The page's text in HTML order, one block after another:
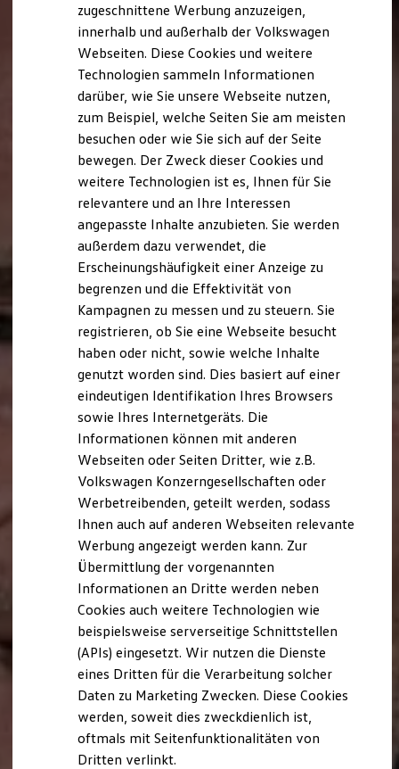
Der neue ID. Cross
Elektrofahrzeugkonzepte
ID. EVERY1
Reichweite der ID. Modelle
Reichweite im Winter
Rekuperation
Laden unterwegs
Laden Zuhause
Ladestationen finden
Ladezeitensimulator
Batterie
Sicherheit
Garantie und Lebensdauer
Technologie
Kosten und Kauf
Verbrauchskosten
Kaufoptionen
E-Auto-Förderung
Software und Konnektivität
Die ID. Software 6
Digitale Extras
Schnittstellen zu Ihrem ID.
Hybridautos
Volkswagen R und R Experience
R-Modelle
R Experience
Driving Experience
Volkswagen entdecken
Werkbesichtigung
Factory visit
Lifestyle Shop
T-Roc Kollektion
Golf Kollektion
ID. Kollektion
Volkswagen Kollektion
R-Kollektion
GTI Kollektion
Fußball Drop
#wedriveproud
Besitzer und Service
myVolkswagen
zugeschnittene Werbung anzuzeigen,
innerhalb und außerhalb der Volkswagen
Webseiten. Diese Cookies und weitere
Technologien sammeln Informationen
darüber, wie Sie unsere Webseite nutzen,
zum Beispiel, welche Seiten Sie am meisten
besuchen oder wie Sie sich auf der Seite
bewegen. Der Zweck dieser Cookies und
weitere Technologien ist es, Ihnen für Sie
relevantere und an Ihre Interessen
angepasste Inhalte anzubieten. Sie werden
außerdem dazu verwendet, die
Erscheinungshäufigkeit einer Anzeige zu
begrenzen und die Effektivität von
Kampagnen zu messen und zu steuern. Sie
registrieren, ob Sie eine Webseite besucht
haben oder nicht, sowie welche Inhalte
genutzt worden sind. Dies basiert auf einer
eindeutigen Identifikation Ihres Browsers
sowie Ihres Internetgeräts. Die
Informationen können mit anderen
Webseiten oder Seiten Dritter, wie z.B.
Volkswagen Konzerngesellschaften oder
Werbetreibenden, geteilt werden, sodass
Ihnen auch auf anderen Webseiten relevante
Werbung angezeigt werden kann. Zur
Übermittlung der vorgenannten
Informationen an Dritte werden neben
Cookies auch weitere Technologien wie
beispielsweise serverseitige Schnittstellen
(APIs) eingesetzt. Wir nutzen die Dienste
eines Dritten für die Verarbeitung solcher
Daten zu Marketing Zwecken. Diese Cookies
werden, soweit dies zweckdienlich ist,
oftmals mit Seitenfunktionalitäten von
Dritten verlinkt.